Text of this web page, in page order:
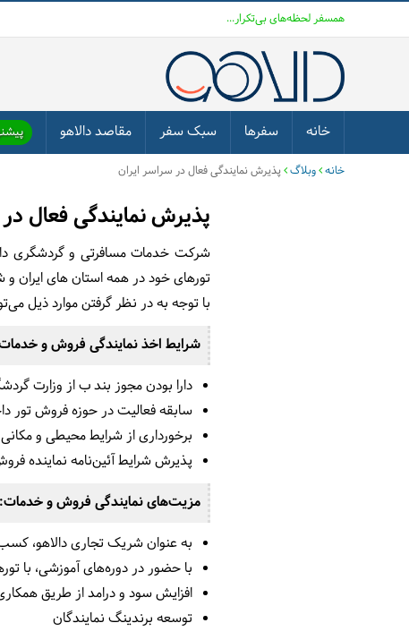
همسفر لحظه‌های بی‌تکرار...
خانه سفرها سبک سفر مقاصد دالاهو
خانه وبلاگ پذیرش نمایندگی فعال در سراسر ایران
پذیرش نمایندگی فعال
تورهای خود در همه استان های ایران
با توجه به در نظر گرفتن موارد ذیل
شرایط اخذ نمایندگی فروش و
دارا بودن مجوز بند ب از وزارت
سابقه فعالیت در حوزه فروش تور
برخورداری از شرایط محیطی و
پذیرش شرایط آئین‌نامه نماینده
مزیت­‌های نمایندگی فروش و خدمات:
به عنوان شریک تجاری دالاهو،
با حضور در دوره‌های آموزشی، با
افزایش سود و درامد از طریق
توسعه برندینگ نمایندگان